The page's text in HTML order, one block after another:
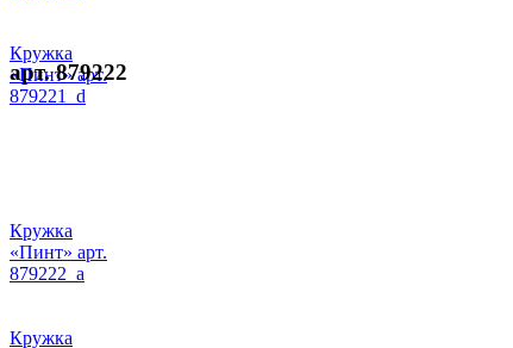
Кружка
«Пинт» арт.
879221_d
арт. 879222
Кружка
«Пинт» арт.
879222_a
Кружка